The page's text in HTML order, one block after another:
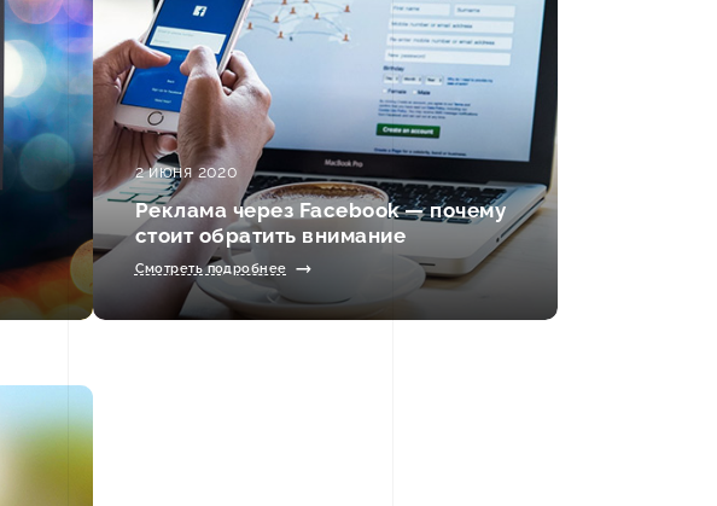
2 июня 2020
Реклама через Facebook — почему
стоит обратить внимание
Смотреть подробнее